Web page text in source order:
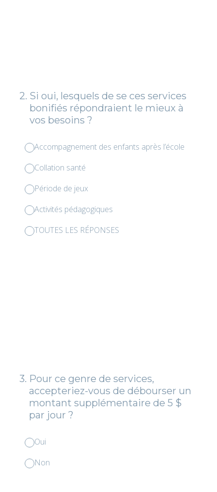
2. Si oui, lesquels de se ces services
bonifiés répondraient le mieux à
vos besoins ?
Accompagnement des enfants après l’école
Collation santé
Période de jeux
Activités pédagogiques
TOUTES LES RÉPONSES
3. Pour ce genre de services,
accepteriez-vous de débourser un
montant supplémentaire de 5 $
par jour ?
Oui
Non